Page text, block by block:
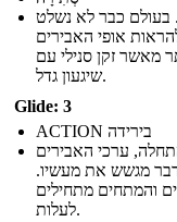
בעולם כבר לא נשלט
אופי האבירים
מאשר זקן סנילי עם
שיגעון גדל.
Glide: 3
ACTION בירידה
ערכי האבירים
דבר מגשש את מעשיו.
והמתחים מתחילים
לעלות.